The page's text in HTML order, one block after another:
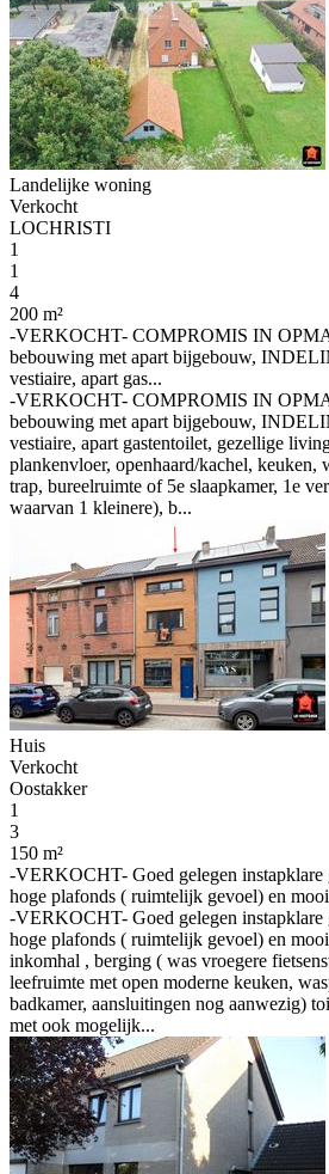
Landelijke woning
Verkocht
LOCHRISTI
1
1
4
200 m²
-VERKOCHT- COMPROMIS IN
bebouwing met apart bijgebouw,
vestiaire, apart gas...
-VERKOCHT- COMPROMIS IN
bebouwing met apart bijgebouw,
vestiaire, apart gastentoilet, gezellige
plankenvloer, openhaard/kachel, keuken,
trap, bureelruimte of 5e slaapkamer, 1e
waarvan 1 kleinere), b...
Huis
Verkocht
Oostakker
1
3
150 m²
-VERKOCHT- Goed gelegen instapklare
hoge plafonds ( ruimtelijk gevoel) en
-VERKOCHT- Goed gelegen instapklare
hoge plafonds ( ruimtelijk gevoel) en
inkomhal , berging ( was vroegere
leefruimte met open moderne keuken,
badkamer, aansluitingen nog aanwezig)
met ook mogelijk...